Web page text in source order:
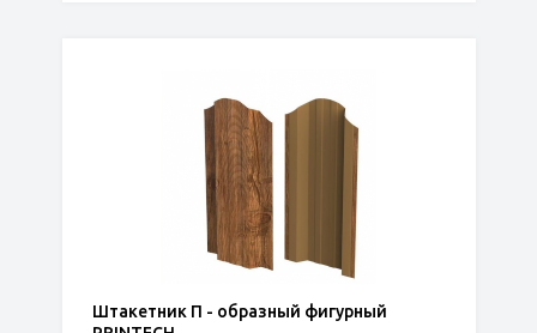
Штакетник П - образный фигурный